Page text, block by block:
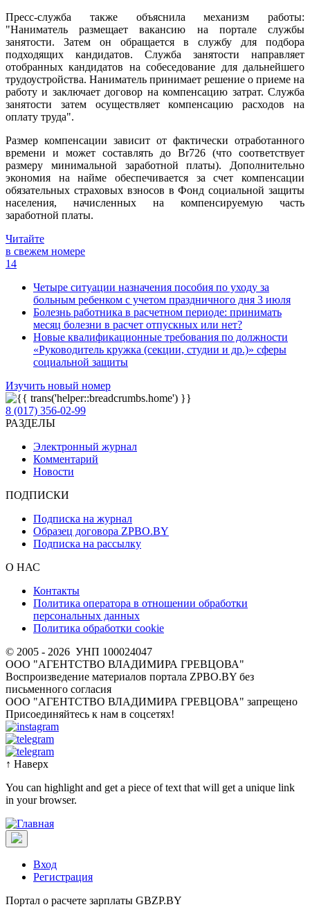
Пресс-служба также объяснила механизм работы:
"Наниматель размещает вакансию на портале службы
занятости. Затем он обращается в службу для подбора
подходящих кандидатов. Служба занятости направляет
отобранных кандидатов на собеседование для дальнейшего
трудоустройства. Наниматель принимает решение о приеме на
работу и заключает договор на компенсацию затрат. Служба
занятости затем осуществляет компенсацию расходов на
оплату труда".
Размер компенсации зависит от фактически отработанного
времени и может составлять до Br726 (что соответствует
размеру минимальной заработной платы). Дополнительно
экономия на найме обеспечивается за счет компенсации
обязательных страховых взносов в Фонд социальной защиты
населения, начисленных на компенсируемую часть
заработной платы.
Читайте
в свежем номере
14
Четыре ситуации назначения пособия по уходу за
больным ребенком с учетом праздничного дня 3 июля
Болезнь работника в расчетном периоде: принимать
месяц болезни в расчет отпускных или нет?
Новые квалификационные требования по должности
«Руководитель кружка (секции, студии и др.)» сферы
социальной защиты
Изучить новый номер
8 (017) 356-02-99
РАЗДЕЛЫ
Электронный журнал
Комментарий
Новости
ПОДПИСКИ
Подписка на журнал
Образец договора ZPBO.BY
Подписка на рассылку
О НАС
Контакты
Политика оператора в отношении обработки
персональных данных
Политика обработки cookie
© 2005 - 2026 УНП 100024047
ООО "АГЕНТСТВО ВЛАДИМИРА ГРЕВЦОВА"
Воспроизведение материалов портала ZPBO.BY без
письменного согласия
OOO "АГЕНТСТВО ВЛАДИМИРА ГРЕВЦОВА" запрещено
Присоединяйтесь к нам в соцсетях!
↑ Наверх
You can highlight and get a piece of text that will get a unique link
in your browser.
Вход
Регистрация
Портал о расчете зарплаты GBZP.BY